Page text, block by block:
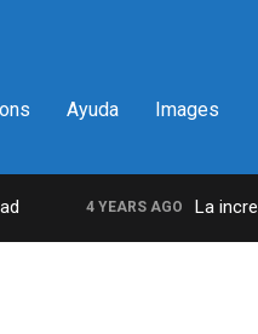
Ayuda Images
4 YEARS AGO La